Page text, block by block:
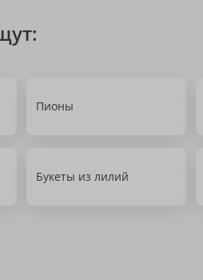
Пионы
Букеты из лилий